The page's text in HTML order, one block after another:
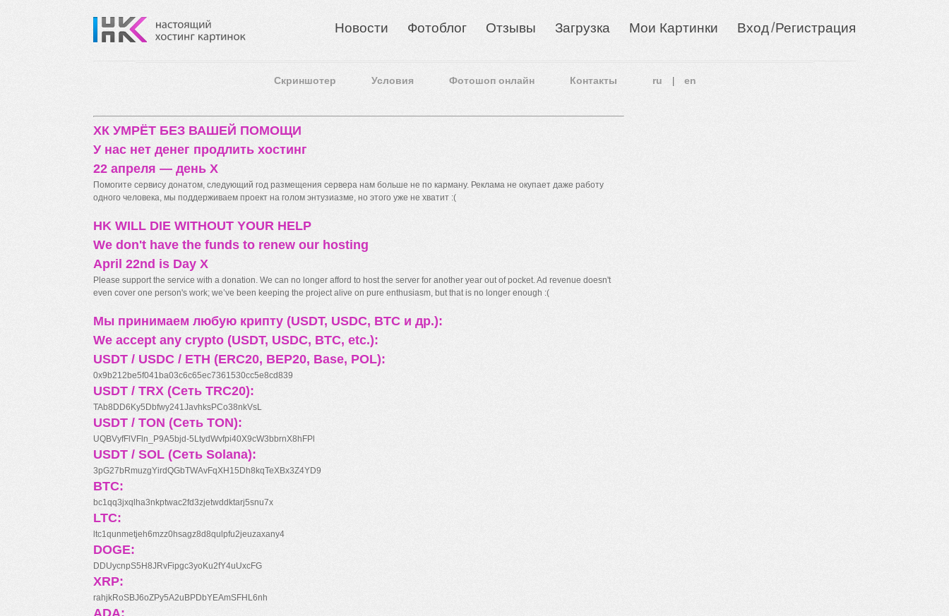
Новости Фотоблог Отзывы Загрузка Мои Картинки Вход/Регистрация
Скриншотер Условия Фотошоп онлайн Контакты ru en
ХК УМРЁТ БЕЗ ВАШЕЙ ПОМОЩИ
У нас нет денег продлить хостинг
22 апреля — день X
Помогите сервису донатом, следующий год размещения сервера нам больше не по карману. Реклама не окупает даже работу
одного человека, мы поддерживаем проект на голом энтузиазме, но этого уже не хватит :(
HK WILL DIE WITHOUT YOUR HELP
We don't have the funds to renew our hosting
April 22nd is Day X
Please support the service with a donation. We can no longer afford to host the server for another year out of pocket. Ad revenue doesn't
even cover one person's work; we’ve been keeping the project alive on pure enthusiasm, but that is no longer enough :(
Мы принимаем любую крипту (USDT, USDC, BTC и др.):
We accept any crypto (USDT, USDC, BTC, etc.):
USDT / USDC / ETH (ERC20, BEP20, Base, POL):
0x9b212be5f041ba03c6c65ec7361530cc5e8cd839
USDT / TRX (Сеть TRC20):
TAb8DD6Ky5Dbfwy241JavhksPCo38nkVsL
USDT / TON (Сеть TON):
UQBVyfFlVFln_P9A5bjd-5LtydWvfpi40X9cW3bbrnX8hFPl
USDT / SOL (Сеть Solana):
3pG27bRmuzgYirdQGbTWAvFqXH15Dh8kqTeXBx3Z4YD9
BTC:
bc1qq3jxqlha3nkptwac2fd3zjetwddktarj5snu7x
LTC:
ltc1qunmetjeh6mzz0hsagz8d8qulpfu2jeuzaxany4
DOGE:
DDUycnpS5H8JRvFipgc3yoKu2fY4uUxcFG
XRP:
rahjkRoSBJ6oZPy5A2uBPDbYEAmSFHL6nh
ADA: